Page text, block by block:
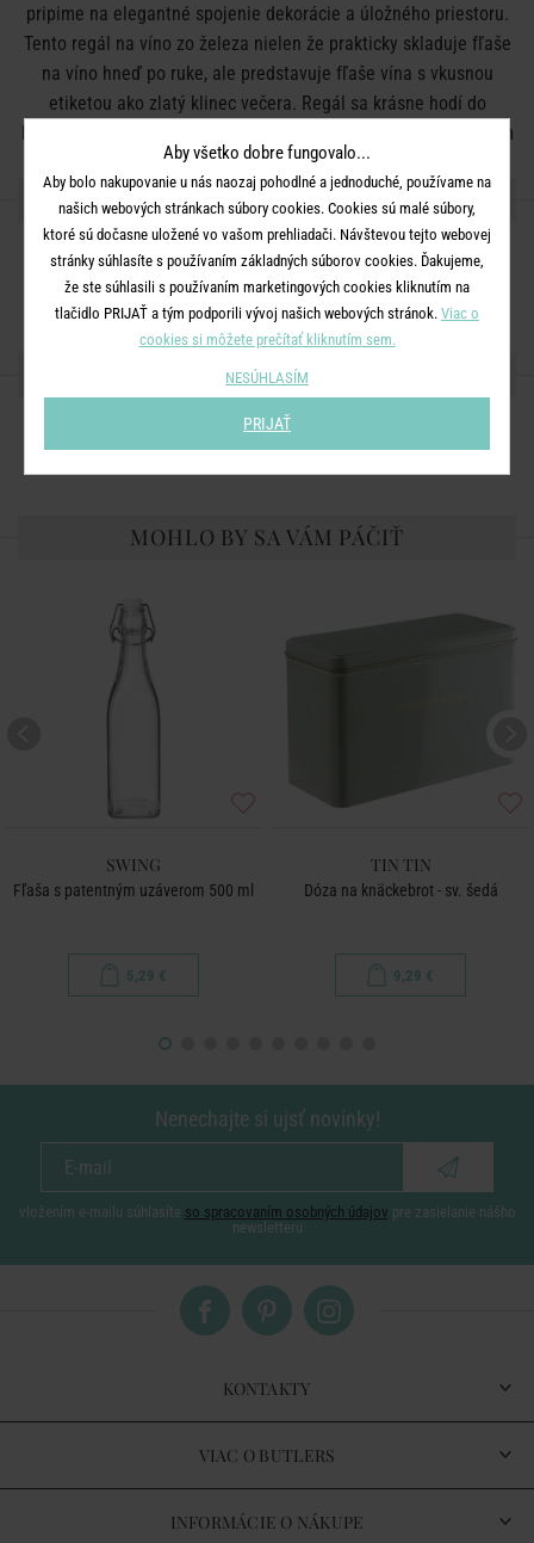
pripime na elegantné spojenie dekorácie a úložného priestoru.
Tento regál na víno zo železa nielen že prakticky skladuje fľaše
na víno hneď po ruke, ale predstavuje fľaše vína s vkusnou
etiketou ako zlatý klinec večera. Regál sa krásne hodí do
kuchyne v škandinávskom štýle i do obývacej izby v elegantnom
prevedení. No nie je to snáď dôvod na oslavu a prípitok?
DETAILY PRODUKTU
Rozmery:D 35,5 x Š 18 x V 30 cm
Materiál:železo
ZDIEĽAJTE S PRIATEĽMI
MOHLO BY SA VÁM PÁČIŤ
SWING
Fľaša s patentným uzáverom 500 ml
5,29 €
TIN TIN
Dóza na knäckebrot - sv. šedá
9,29 €
Nenechajte si ujsť novinky!
vložením e-mailu súhlasíte so spracovaním osobných údajov pre zasielanie nášho
newsletteru
KONTAKTY
VIAC O BUTLERS
INFORMÁCIE O NÁKUPE
Aby všetko dobre fungovalo...
Aby bolo nakupovanie u nás naozaj pohodlné a jednoduché, používame na
našich webových stránkach súbory cookies. Cookies sú malé súbory,
ktoré sú dočasne uložené vo vašom prehliadači. Návštevou tejto webovej
stránky súhlasíte s používaním základných súborov cookies. Ďakujeme,
že ste súhlasili s používaním marketingových cookies kliknutím na
tlačidlo PRIJAŤ a tým podporili vývoj našich webových stránok. Viac o
cookies si môžete prečítať kliknutím sem.
NESÚHLASÍM
PRIJAŤ